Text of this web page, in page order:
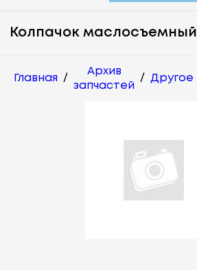
Колпачок маслосъемный
Главная /
Архив
запчастей
/ Другое